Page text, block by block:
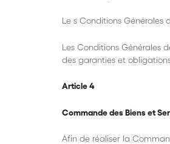
Le s Conditions
Les Conditions Générales
des garanties et
Article 4
Commande des Biens et
Afin de réaliser la